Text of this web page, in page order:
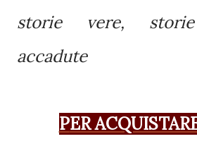
storie vere,
accadute
PER